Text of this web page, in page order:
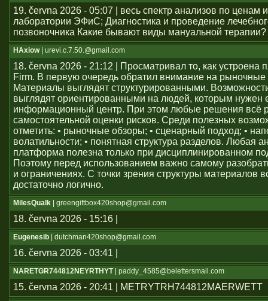
19. června 2026 - 05:07 | весь спектр анализов по ценам
лаборатории ЭФиС; Диагностика и проведение
позвоночника Какие бывают виды мануальной терапии?
HAxiow| urevi.c.7.50.@gmail.com
18. června 2026 - 21:12 | Просматривал то, как устроена
Firm. В первую очередь обратил внимание на рыночные
Материалы выглядят структурированными.
выглядят ориентированными на людей, которым нужен
информационный центр. При этом любые решения всё
самостоятельной оценки рисков. Среди полезных
отметить: • рыночные обзоры; • сценарный подход; •
волатильности; • понятная структура разделов. Любая
платформа полезна только при дисциплинированном
Поэтому перед использованием важно самому
и ограничениях. С точки зрения структуры материалов
достаточно логично.
MilesQualk | greengiftbox420shop@gmail.com
18. června 2026 - 15:16 |
Eugenesib | dutchman420shop@gmail.com
16. června 2026 - 03:41 |
NARETGR744812NEYRTHYT| paddy_4585@belettersmail.com
15. června 2026 - 20:41 | METRYTRH744812MAERWETT